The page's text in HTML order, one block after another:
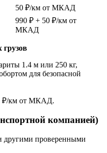
50 ₽/км от МКАД
990 ₽ + 50 ₽/км от
МКАД
грузов
1.4 м или 250 кг,
для безопасной
₽/км от МКАД.
компанией)
проверенными